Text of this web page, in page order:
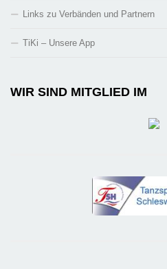
Links zu Verbänden und Partnern
TiKi – Unsere App
WIR SIND MITGLIED IM